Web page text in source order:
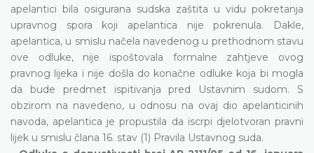
apelantici bila osigurana sudska zaštita u vidu pokretanja
upravnog spora koji apelantica nije pokrenula. Dakle,
apelantica, u smislu načela navedenog u prethodnom stavu
ove odluke, nije ispoštovala formalne zahtjeve ovog
pravnog lijeka i nije došla do konačne odluke koja bi mogla
da bude predmet ispitivanja pred Ustavnim sudom. S
obzirom na navedeno, u odnosu na ovaj dio apelanticinih
navoda, apelantica je propustila da iscrpi djelotvoran pravni
lijek u smislu člana 16. stav (1) Pravila Ustavnog suda.